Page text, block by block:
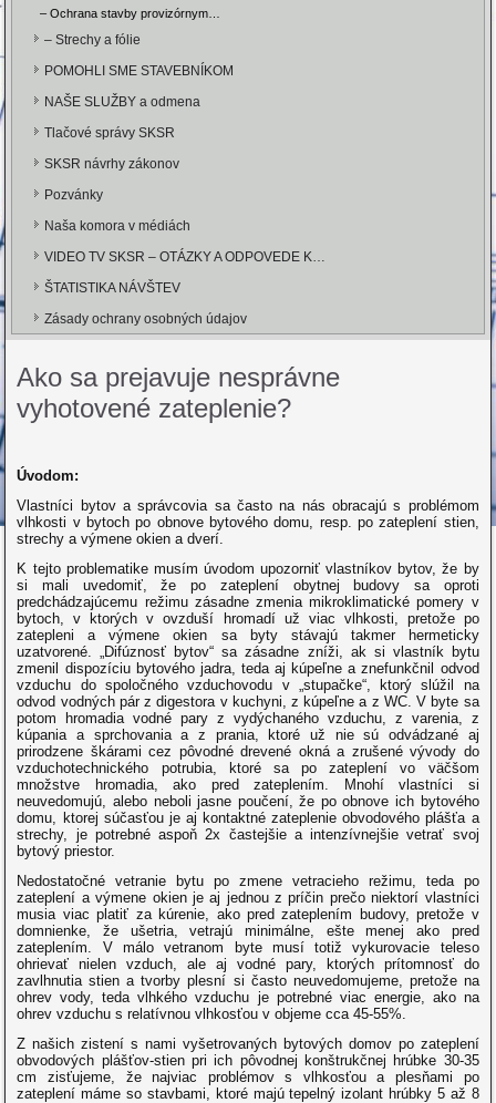
– Ochrana stavby provizórnym…
– Strechy a fólie
POMOHLI SME STAVEBNÍKOM
NAŠE SLUŽBY a odmena
Tlačové správy SKSR
SKSR návrhy zákonov
Pozvánky
Naša komora v médiách
VIDEO TV SKSR – OTÁZKY A ODPOVEDE K…
ŠTATISTIKA NÁVŠTEV
Zásady ochrany osobných údajov
Ako sa prejavuje nesprávne
vyhotovené zateplenie?
Úvodom:
Vlastníci bytov a správcovia sa často na nás obracajú s problémom
vlhkosti v bytoch po obnove bytového domu, resp. po zateplení stien,
strechy a výmene okien a dverí.
K tejto problematike musím úvodom upozorniť vlastníkov bytov, že by
si mali uvedomiť, že po zateplení obytnej budovy sa oproti
predchádzajúcemu režimu zásadne zmenia mikroklimatické pomery v
bytoch, v ktorých v ovzduší hromadí už viac vlhkosti, pretože po
zatepleni a výmene okien sa byty stávajú takmer hermeticky
uzatvorené. „Difúznosť bytov“ sa zásadne zníži, ak si vlastník bytu
zmenil dispozíciu bytového jadra, teda aj kúpeľne a znefunkčnil odvod
vzduchu do spoločného vzduchovodu v „stupačke“, ktorý slúžil na
odvod vodných pár z digestora v kuchyni, z kúpeľne a z WC. V byte sa
potom hromadia vodné pary z vydýchaného vzduchu, z varenia, z
kúpania a sprchovania a z prania, ktoré už nie sú odvádzané aj
prirodzene škárami cez pôvodné drevené okná a zrušené vývody do
vzduchotechnického potrubia, ktoré sa po zateplení vo väčšom
množstve hromadia, ako pred zateplením. Mnohí vlastníci si
neuvedomujú, alebo neboli jasne poučení, že po obnove ich bytového
domu, ktorej súčasťou je aj kontaktné zateplenie obvodového plášťa a
strechy, je potrebné aspoň 2x častejšie a intenzívnejšie vetrať svoj
bytový priestor.
Nedostatočné vetranie bytu po zmene vetracieho režimu, teda po
zateplení a výmene okien je aj jednou z príčin prečo niektorí vlastníci
musia viac platiť za kúrenie, ako pred zateplením budovy, pretože v
domnienke, že ušetria, vetrajú minimálne, ešte menej ako pred
zateplením. V málo vetranom byte musí totiž vykurovacie teleso
ohrievať nielen vzduch, ale aj vodné pary, ktorých prítomnosť do
zavlhnutia stien a tvorby plesní si často neuvedomujeme, pretože na
ohrev vody, teda vlhkého vzduchu je potrebné viac energie, ako na
ohrev vzduchu s relatívnou vlhkosťou v objeme cca 45-55%.
Z našich zistení s nami vyšetrovaných bytových domov po zateplení
obvodových plášťov-stien pri ich pôvodnej konštrukčnej hrúbke 30-35
cm zisťujeme, že najviac problémov s vlhkosťou a plesňami po
zateplení máme so stavbami, ktoré majú tepelný izolant hrúbky 5 až 8